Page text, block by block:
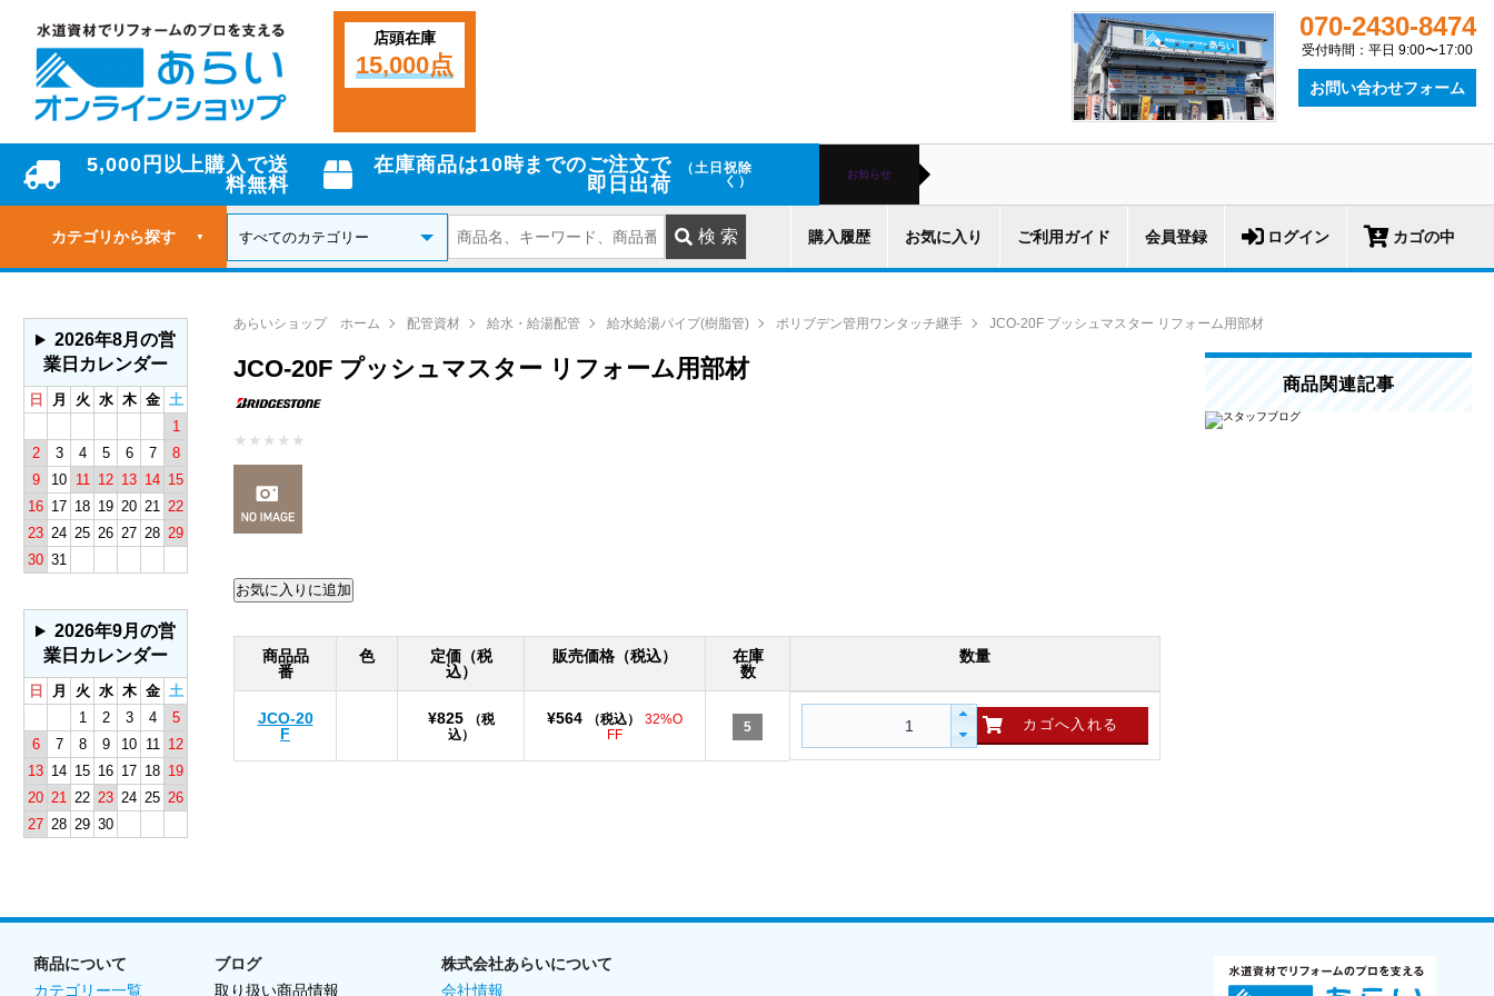
店頭在庫
15,000点
070-2430-8474
受付時間：平日 9:00〜17:00
お問い合わせフォーム
5,000円以上購入で送
料無料
在庫商品は10時までのご注文で
即日出荷
（土日祝除
く）
お知らせ
カテゴリから探す ▼ 購入履歴 お気に入り ご利用ガイド 会員登録 ログイン カゴの中
あらいショップ ホーム 配管資材 給水・給湯配管 給水給湯パイプ(樹脂管) ポリブデン管用ワンタッチ継手 JCO-20F プッシュマスター リフォーム用部材
JCO-20F プッシュマスター リフォーム用部材
★ ★ ★ ★ ★
商品品
番
色
定価（税
込）
販売価格（税込）
在庫
数
数量
JCO-20
F
¥825
（税
込）
¥564 （税込）
32%O
FF
5
商品関連記事
2026年8月の営
業日カレンダー
日 月 火 水 木 金 土
1
2
3 4 5 6 7
8
9
10 11 12 13 14 15
16 17 18 19 20 21 22
23 24 25 26 27 28 29
30 31
2026年9月の営
業日カレンダー
日 月 火 水 木 金 土
1
2 3 4
5
6
7 8 9 10 11 12
13 14 15 16 17 18 19
20 21 22 23 24 25 26
27 28 29 30
商品について
カテゴリー一覧
ブログ
取り扱い商品情報
株式会社あらいについて
会社情報